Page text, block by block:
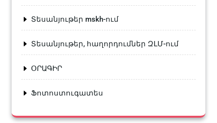
Տեսանյութեր mskh-ում
Տեսանյութեր, հաղորդումներ ԶԼՄ-ում
ՕՐԱԳԻՐ
Ֆոտոստուգատես